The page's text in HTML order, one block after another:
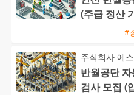
(주급 정산
#
주식회사 에
반월공단
검사 모집 (